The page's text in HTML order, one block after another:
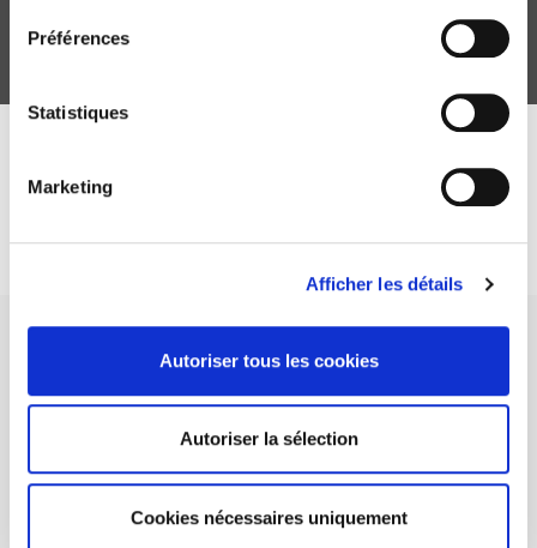
Préférences
Statistiques
Marketing
Afficher les détails
Autoriser tous les cookies
Autoriser la sélection
Cookies nécessaires uniquement
SCIENCES PO UNIVERSITY PRESS has a threefold role: to publish
original research, to edit reference works for student use, and to
help public and political debate.continue